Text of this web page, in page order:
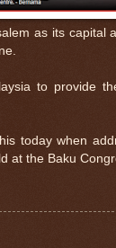
as its capital
to provide
today when
at the Baku